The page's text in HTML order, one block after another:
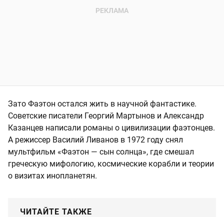
Зато Фаэтон остался жить в научной фантастике.
Советские писатели Георгий Мартынов и Александр
Казанцев написали романы о цивилизации фаэтонцев.
А режиссер Василий Ливанов в 1972 году снял
мультфильм «Фаэтон — сын солнца», где смешал
греческую мифологию, космические корабли и теории
о визитах инопланетян.
ЧИТАЙТЕ ТАКЖЕ